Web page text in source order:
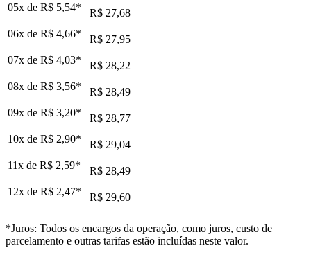
05x de R$ 5,54*
R$ 27,68
06x de R$ 4,66*
R$ 27,95
07x de R$ 4,03*
R$ 28,22
08x de R$ 3,56*
R$ 28,49
09x de R$ 3,20*
R$ 28,77
10x de R$ 2,90*
R$ 29,04
11x de R$ 2,59*
R$ 28,49
12x de R$ 2,47* R$ 29,60
*Juros: Todos os encargos da operação, como juros, custo de
parcelamento e outras tarifas estão incluídas neste valor.